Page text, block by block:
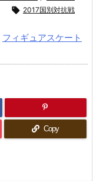
 2017国別対抗戦
フィギュアスケート
Copy